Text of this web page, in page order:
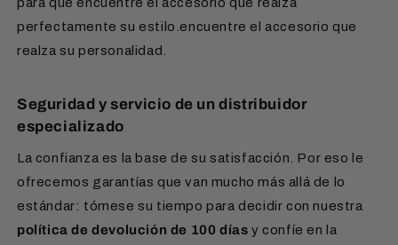
250 €.
¿Desea una entrega en un país
perfectamente su estilo.encuentre el accesorio que
realza su personalidad.
Seguridad y servicio de un distribuidor
especializado
La confianza es la base de su satisfacción. Por eso le
ofrecemos garantías que van mucho más allá de lo
estándar: tómese su tiempo para decidir con nuestra
política de devolución de 100 días y confíe en la